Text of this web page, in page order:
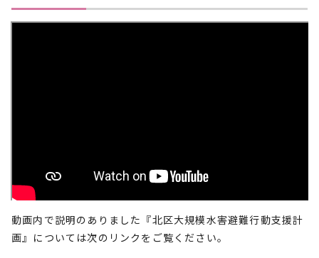
動画内で説明のありました『北区大規模水害避難行動支援計
画』については次のリンクをご覧ください。